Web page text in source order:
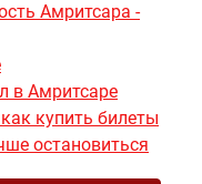
Амритсара -
в Амритсаре
купить билеты
остановиться